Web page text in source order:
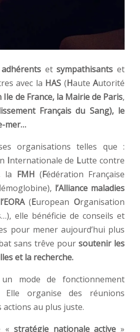
etsympathisants et
avec la HAS (HauteAutorité
Ile de France, la Mairie de Paris,
Français du Sang), le
mer…
organisations telles que :
Internationale de Lutte contre
la FMH (Fédération Française
émoglobine), l’Alliance maladies
(European Organisation
elle bénéficie de conseils et
pour mener aujourd’hui plus
sans trêve pour soutenir les
et la recherche.
mode de fonctionnement
organise des réunions
au plus juste.
« stratégie nationale active »